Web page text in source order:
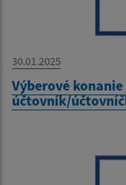
30.01.2025
Výberové
účtovník/